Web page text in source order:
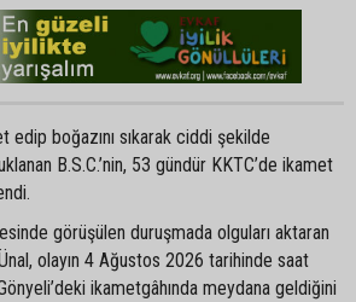
edip boğazını sıkarak ciddi şekilde
B.S.C.’nin, 53 gündür KKTC’de ikamet
görüşülen duruşmada olguları aktaran
olayın 4 Ağustos 2026 tarihinde saat
ikametgâhında meydana geldiğini